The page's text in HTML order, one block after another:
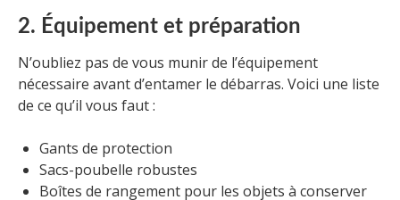
2. Équipement et préparation
N’oubliez pas de vous munir de l’équipement
nécessaire avant d’entamer le débarras. Voici une liste
de ce qu’il vous faut :
Gants de protection
Sacs-poubelle robustes
Boîtes de rangement pour les objets à conserver